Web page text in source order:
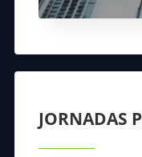
JORNADAS